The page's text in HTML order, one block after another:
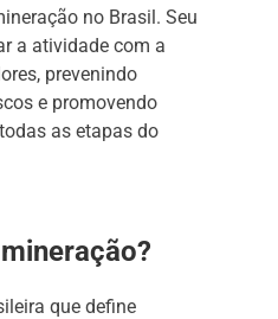
no Brasil. Seu
a atividade com a
prevenindo
e promovendo
as etapas do
que define